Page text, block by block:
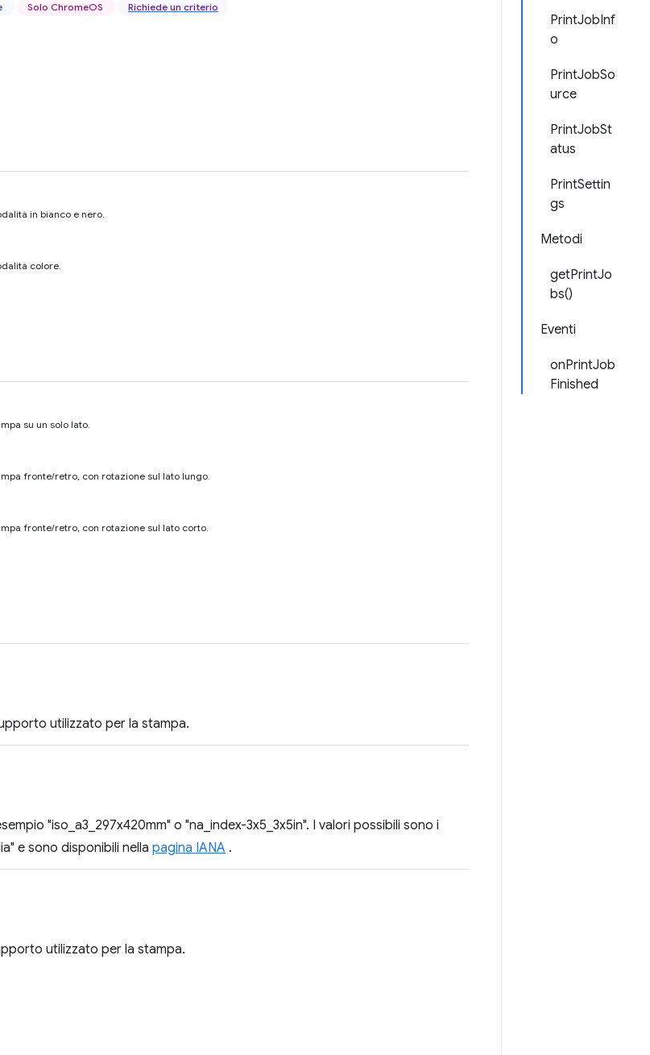
PrintJobInf
o
PrintJobSo
urce
PrintJobSt
atus
PrintSettin
gs
Metodi
getPrintJo
bs()
Eventi
onPrintJob
Finished
Solo ChromeOS Richiede un criterio
in bianco e nero.
colore.
su un solo lato.
fronte/retro, con rotazione sul lato lungo.
fronte/retro, con rotazione sul lato corto.
utilizzato per la stampa.
"iso_a3_297x420mm" o "na_index-3x5_3x5in". I valori possibili sono i
e sono disponibili nella pagina IANA .
utilizzato per la stampa.